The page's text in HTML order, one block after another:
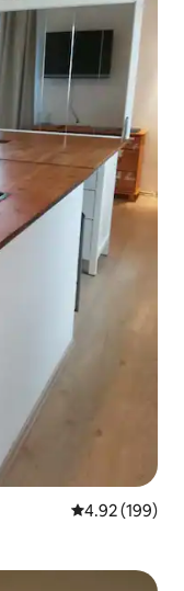
從 199 則評價
4.92 (199)